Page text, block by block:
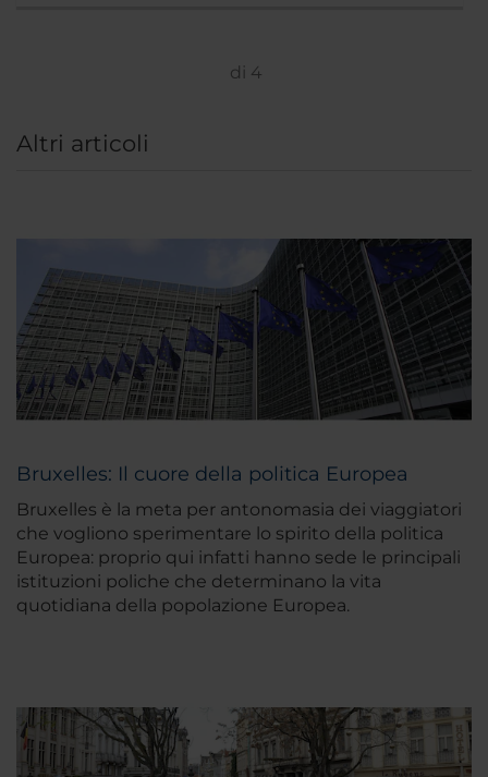
di 4
Altri articoli
Bruxelles: Il cuore della politica Europea
Bruxelles è la meta per antonomasia dei viaggiatori
che vogliono sperimentare lo spirito della politica
Europea: proprio qui infatti hanno sede le principali
istituzioni poliche che determinano la vita
quotidiana della popolazione Europea.